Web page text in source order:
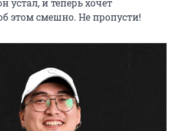
устал, и теперь хочет
этом смешно. Не пропусти!